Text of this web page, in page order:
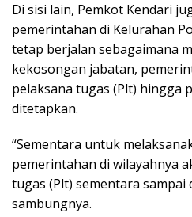
Di sisi lain, Pemkot Kendari
pemerintahan di Kelurahan
tetap berjalan sebagaimana
kekosongan jabatan,
pelaksana tugas (Plt) hingga
ditetapkan.
“Sementara untuk
pemerintahan di wilayahnya
tugas (Plt) sementara
sambungnya.